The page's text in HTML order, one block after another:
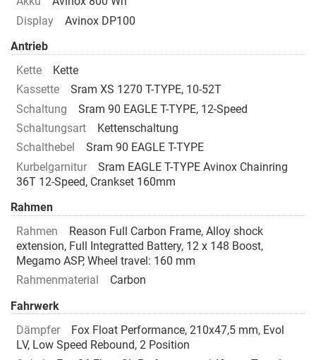
Display
Avinox DP100
Antrieb
Kette
Kette
Kassette
Sram XS 1270 T-TYPE, 10-52T
Schaltung
Sram 90 EAGLE T-TYPE, 12-Speed
Schaltungsart
Kettenschaltung
Schalthebel
Sram 90 EAGLE T-TYPE
Kurbelgarnitur
Sram EAGLE T-TYPE Avinox Chainring
36T 12-Speed, Crankset 160mm
Rahmen
Rahmen
Reason Full Carbon Frame, Alloy shock
extension, Full Integratted Battery, 12 x 148 Boost,
Megamo ASP, Wheel travel: 160 mm
Rahmenmaterial
Carbon
Fahrwerk
Dämpfer
Fox Float Performance, 210x47,5 mm, Evol
LV, Low Speed Rebound, 2 Position